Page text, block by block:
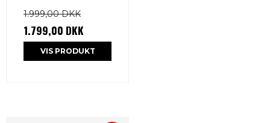
1.999,00 DKK
1.799,00 DKK
VIS PRODUKT